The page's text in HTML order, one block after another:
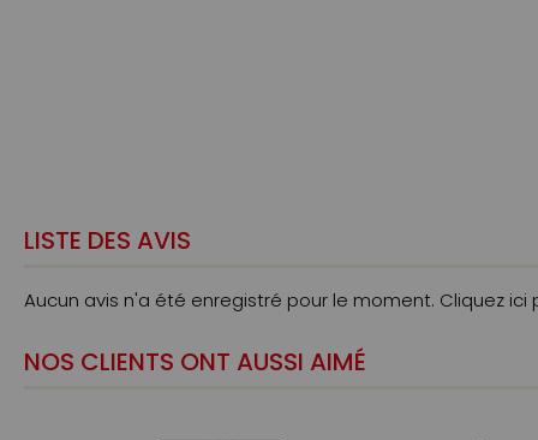
LISTE DES AVIS
Aucun avis n'a été enregistré pour le moment. Cliquez ici
NOS CLIENTS ONT AUSSI AIMÉ